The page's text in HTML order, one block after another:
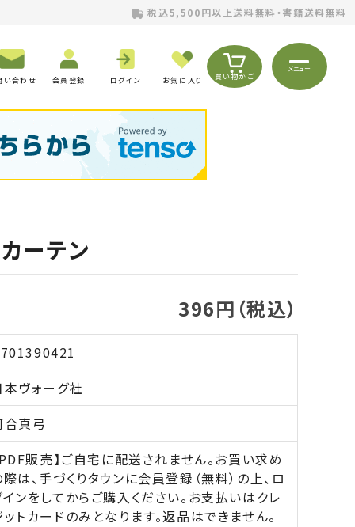
税込5,500円以上送料無料・書籍送料無料
い合わせ 会員登録 ログイン お気に入り 買い物かご
メニュー
カーテン
396円（税込）
本ヴォーグ社
合真弓
PDF販売】ご自宅に配送されません。お買い求め
際は、手づくりタウンに会員登録（無料）の上、ロ
インをしてからご購入ください。お支払いはクレ
ットカードのみとなります。返品はできません。